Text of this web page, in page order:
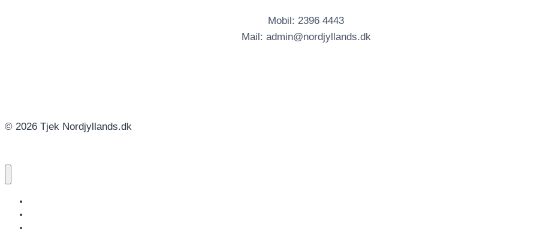
Mobil: 2396 4443
Mail: admin@nordjyllands.dk
© 2026 Tjek Nordjyllands.dk